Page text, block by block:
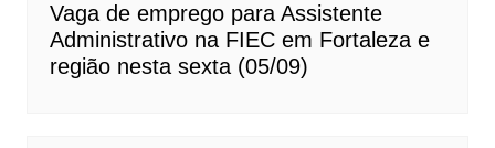
Vaga de emprego para Assistente
Administrativo na FIEC em Fortaleza e
região nesta sexta (05/09)